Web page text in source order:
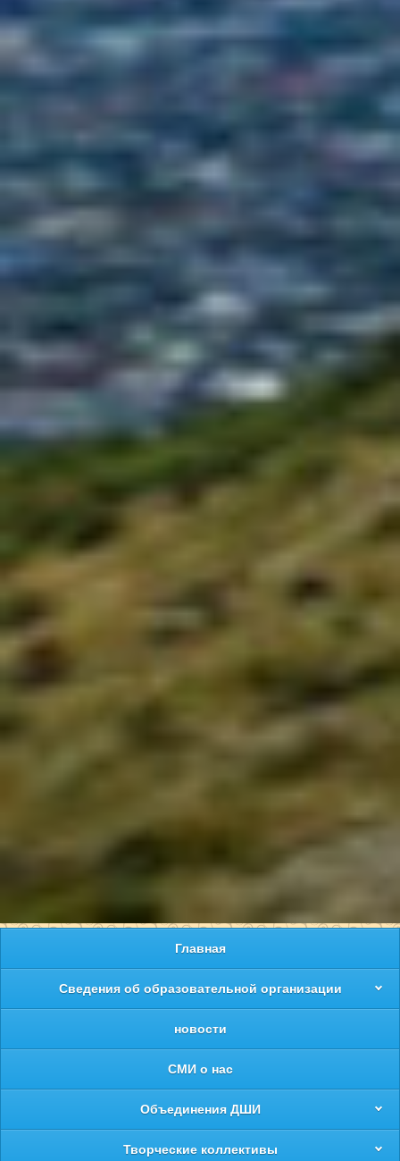
Главная
Сведения об образовательной организации
новости
СМИ о нас
Объединения ДШИ
Творческие коллективы